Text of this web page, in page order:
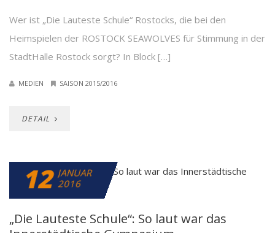
Wer ist „Die Lauteste Schule“ Rostocks, die bei den
Heimspielen der ROSTOCK SEAWOLVES für Stimmung in der
StadtHalle Rostock sorgt? In Block […]
MEDIEN SAISON 2015/2016
DETAIL
12 JANUAR
2016
„Die Lauteste Schule“: So laut war das